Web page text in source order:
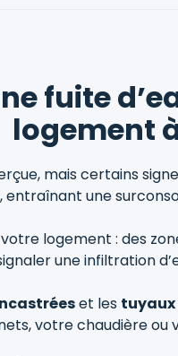
fuite
logement
mais certains
entraînant une
logement : des
une infiltration
et les tuyaux
votre chaudière